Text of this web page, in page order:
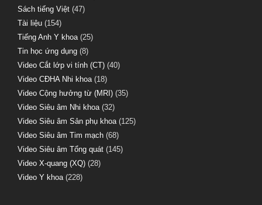
Sách tiếng Việt (47)
Tài liệu (154)
Tiếng Anh Y khoa (25)
Tin học ứng dụng (8)
Video Cắt lớp vi tính (CT) (40)
Video CĐHA Nhi khoa (18)
Video Cộng hưởng từ (MRI) (35)
Video Siêu âm Nhi khoa (32)
Video Siêu âm Sản phụ khoa (125)
Video Siêu âm Tim mạch (68)
Video Siêu âm Tổng quát (145)
Video X-quang (XQ) (28)
Video Y khoa (228)